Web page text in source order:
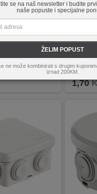
se na naš newsletter i budite
naše popuste i specijalne
ŽELIM POPUST
ne može kombinirati s drugim
iznad 200KM.
nadžbuk, IP55
vodonepropusna
mm, do 2.5mm
vezicama i šarafljenjem
Bijeli
1,70